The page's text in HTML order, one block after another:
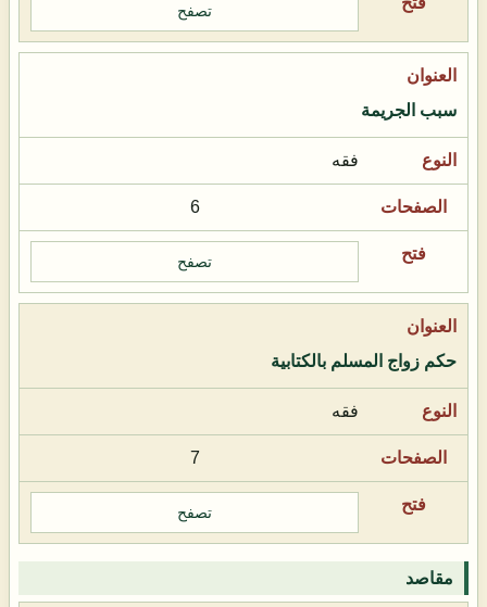
تصفح
سبب الجريمة
فقه
6
تصفح
حكم زواج المسلم بالكتابية
فقه
7
تصفح
مقاصد